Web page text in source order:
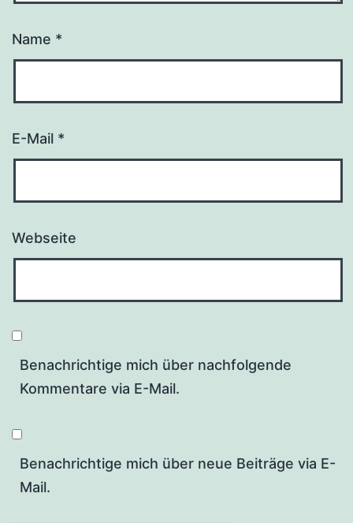
Name *
E-Mail *
Webseite
Benachrichtige mich über nachfolgende
Kommentare via E-Mail.
Benachrichtige mich über neue Beiträge via E-
Mail.